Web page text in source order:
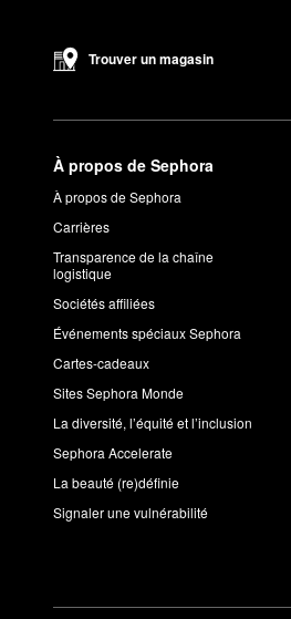
Trouver un magasin
À propos de Sephora
À propos de Sephora
Carrières
Transparence de la chaîne
logistique
Sociétés affiliées
Événements spéciaux Sephora
Cartes-cadeaux
Sites Sephora Monde
La diversité, l’équité et l’inclusion
Sephora Accelerate
La beauté (re)définie
Signaler une vulnérabilité